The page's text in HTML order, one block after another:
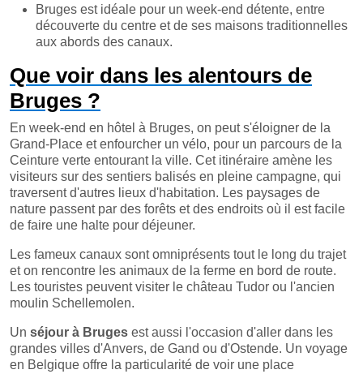
Bruges est idéale pour un week-end détente, entre
découverte du centre et de ses maisons traditionnelles
aux abords des canaux.
Que voir dans les alentours de
Bruges ?
En week-end en hôtel à Bruges, on peut s'éloigner de la
Grand-Place et enfourcher un vélo, pour un parcours de la
Ceinture verte entourant la ville. Cet itinéraire amène les
visiteurs sur des sentiers balisés en pleine campagne, qui
traversent d'autres lieux d'habitation. Les paysages de
nature passent par des forêts et des endroits où il est facile
de faire une halte pour déjeuner.
Les fameux canaux sont omniprésents tout le long du trajet
et on rencontre les animaux de la ferme en bord de route.
Les touristes peuvent visiter le château Tudor ou l'ancien
moulin Schellemolen.
Un séjour à Bruges est aussi l'occasion d'aller dans les
grandes villes d'Anvers, de Gand ou d'Ostende. Un voyage
en Belgique offre la particularité de voir une place